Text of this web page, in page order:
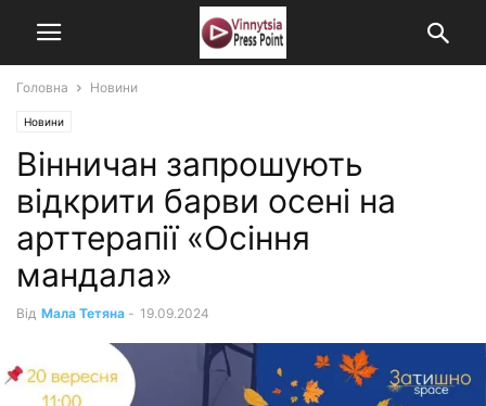
Головна Новини
Новини
Вінничан запрошують
відкрити барви осені на
арттерапії «Осіння
мандала»
Від Мала Тетяна - 19.09.2024